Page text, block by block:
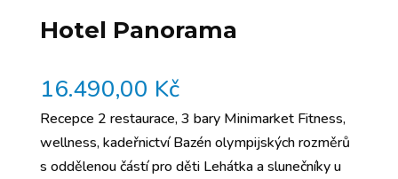
Hotel Panorama
16.490,00 Kč
Recepce 2 restaurace, 3 bary Minimarket Fitness,
wellness, kadeřnictví Bazén olympijských rozměrů
s oddělenou částí pro děti Lehátka a slunečníky u